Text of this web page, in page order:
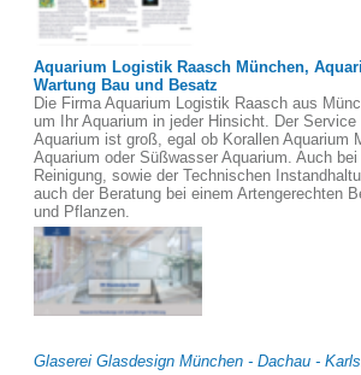
Aquarium Logistik Raasch München,
Wartung Bau und Besatz
Die Firma Aquarium Logistik Raasch aus
um Ihr Aquarium in jeder Hinsicht. Der Service
Aquarium ist groß, egal ob Korallen Aquarium
Aquarium oder Süßwasser Aquarium. Auch
Reinigung, sowie der Technischen
auch der Beratung bei einem Artengerechten
und Pflanzen.
Glaserei Glasdesign München - Dachau -